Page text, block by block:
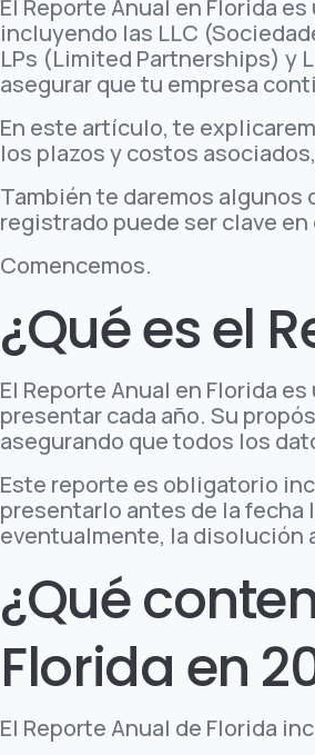
El Reporte Anual en Florida
incluyendo las LLC
LPs (Limited Partnerships) y
asegurar que tu empresa
En este artículo, te
los plazos y costos
También te daremos algunos
registrado puede ser clave
Comencemos.
¿Qué es el
El Reporte Anual en Florida
presentar cada año. Su
asegurando que todos los
Este reporte es obligatorio
presentarlo antes de la fecha
eventualmente, la disolución
¿Qué
Florida en
El Reporte Anual de Florida